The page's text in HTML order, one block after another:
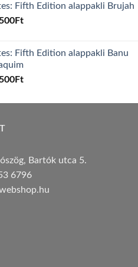
Fifth Edition alappakli Brujah
Ft
Fifth Edition alappakli Banu
Ft
Bartók utca 5.
6796